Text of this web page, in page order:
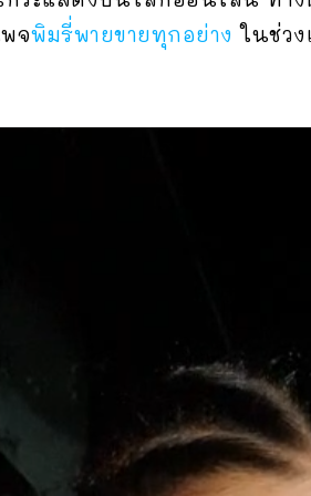
จพิมรี่พายขายทุกอย่าง ในช่ว